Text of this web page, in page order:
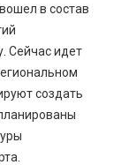
в состав
Сейчас идет
создать